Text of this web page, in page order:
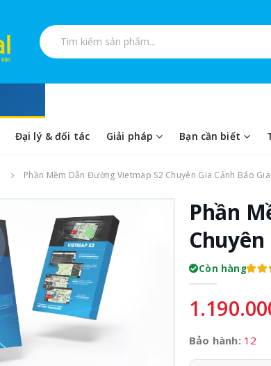
Tìm kiếm sản phẩm
Đại lý & đối tác Giải pháp Bạn cần biết
Phần Mềm Dẫn Đường Vietmap S2 Chuyên Gia Cảnh Báo
Phần
Còn hàng
Bảo hành: 12